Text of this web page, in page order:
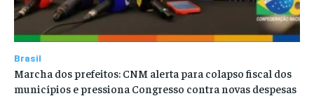
Brasil
Marcha dos prefeitos: CNM alerta para colapso fiscal dos
municípios e pressiona Congresso contra novas despesas